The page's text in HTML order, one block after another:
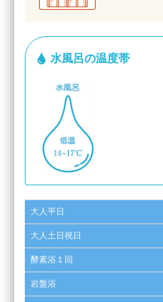
水風呂の温度帯
大人平日
大人土日祝日
酵素浴１回
岩盤浴